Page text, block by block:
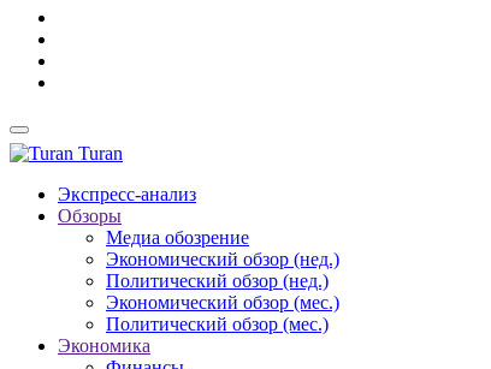
Turan
Экспресс-анализ
Обзоры
Медиа обозрение
Экономический обзор (нед.)
Политический обзор (нед.)
Экономический обзор (мес.)
Политический обзор (мес.)
Экономика